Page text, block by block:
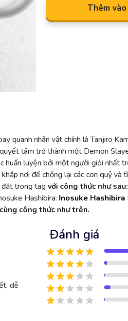
Thêm
quanh nhân vật chính là Tanjiro
tâm trở thành một Demon
huấn luyện bởi một người giỏi nhất
nơi để chống lại các con quỷ và
đặt trong tag với công thức như sau:
Hashibira: Inosuke Hashibira
công thức như trên.
dễ
Đánh giá